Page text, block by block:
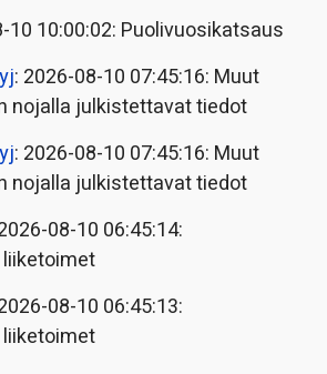
10 10:00:02: Puolivuosikatsaus
: 2026-08-10 07:45:16: Muut
nojalla julkistettavat tiedot
: 2026-08-10 07:45:16: Muut
nojalla julkistettavat tiedot
08-10 06:45:14:
08-10 06:45:13: